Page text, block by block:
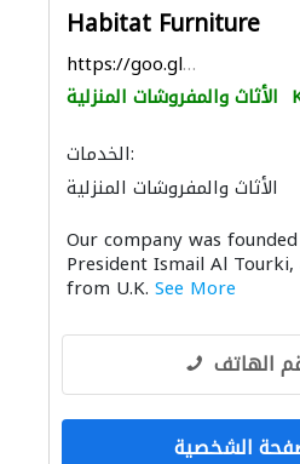
Habitat Furniture
https://goo.gl/maps/gxUrez5gUTu57EnH9
الأثاث والمفروشات المنزلية
الخدمات:
الأثاث والمفروشات المنزلية
Our company was
President Ismail Al
from U.K. See More
الهاتف
الشخصية